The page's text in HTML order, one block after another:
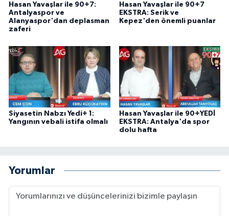
Hasan Yavaşlar ile 90+7:
Antalyaspor ve
Alanyaspor'dan deplasman
zaferi
Hasan Yavaşlar ile 90+7
EKSTRA: Serik ve
Kepez'den önemli puanlar
Siyasetin Nabzı Yedi+ 1:
Yangının vebali istifa olmalı
Hasan Yavaşlar ile 90+YEDİ
EKSTRA: Antalya'da spor
dolu hafta
Yorumlar